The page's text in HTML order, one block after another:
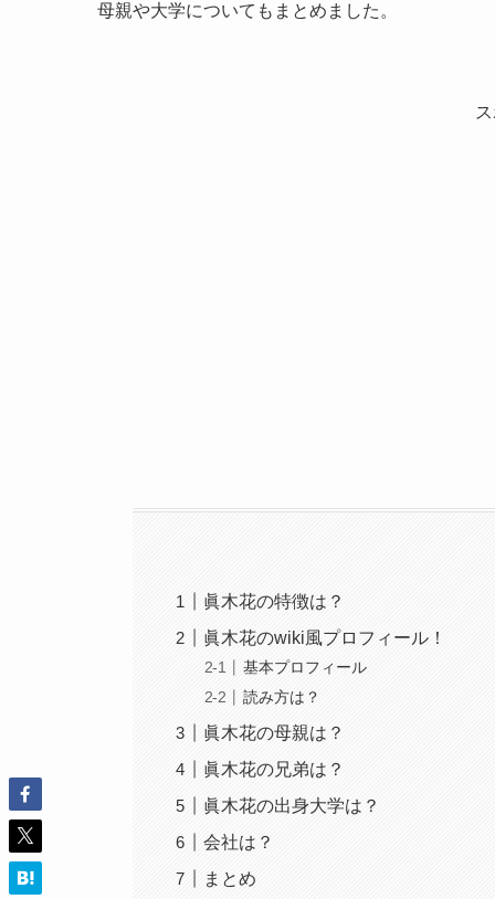
母親や大学についてもまとめました。
眞木花の特徴は？
眞木花のwiki風プロフィール！
基本プロフィール
読み方は？
眞木花の母親は？
眞木花の兄弟は？
眞木花の出身大学は？
会社は？
まとめ